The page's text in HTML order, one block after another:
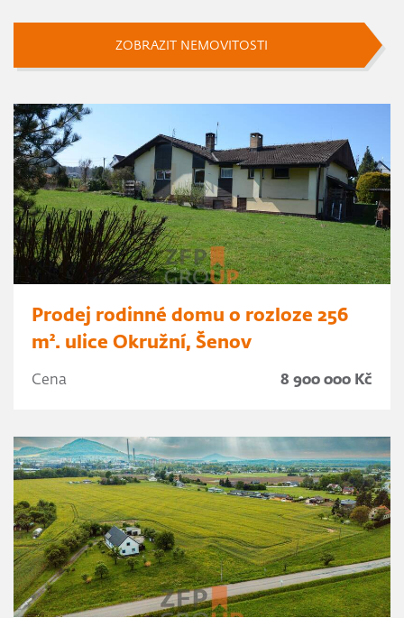
ZOBRAZIT NEMOVITOSTI
Prodej rodinné domu o rozloze 256
m². ulice Okružní, Šenov
Cena 8 900 000 Kč